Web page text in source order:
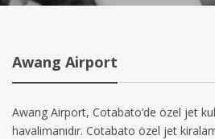
Awang Airport
Awang Airport, Cotabato’de özel jet
havalimanıdır. Cotabato özel jet